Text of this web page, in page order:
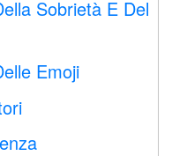
Sobrietà E Del
Emoji